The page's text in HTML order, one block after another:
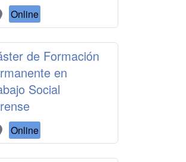
Online
de Formación
en
Social
Online